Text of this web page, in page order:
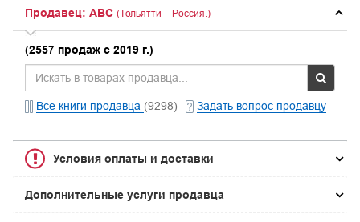
Продавец: ABC (Тольятти – Россия.)
(2557 продаж с 2019 г.)
Все книги продавца (9298) Задать вопрос продавцу
Условия оплаты и доставки
Дополнительные услуги продавца